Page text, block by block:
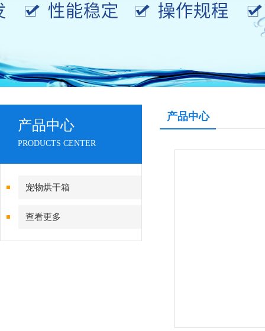
产品中心
PRODUCTS CENTER
宠物烘干箱
查看更多
产品中心